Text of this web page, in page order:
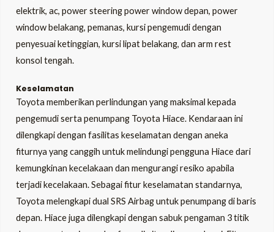
elektrik, ac, power steering power window depan, power
window belakang, pemanas, kursi pengemudi dengan
penyesuai ketinggian, kursi lipat belakang, dan arm rest
konsol tengah.
Keselamatan
Toyota memberikan perlindungan yang maksimal kepada
pengemudi serta penumpang Toyota Hiace. Kendaraan ini
dilengkapi dengan fasilitas keselamatan dengan aneka
fiturnya yang canggih untuk melindungi pengguna Hiace dari
kemungkinan kecelakaan dan mengurangi resiko apabila
terjadi kecelakaan. Sebagai fitur keselamatan standarnya,
Toyota melengkapi dual SRS Airbag untuk penumpang di baris
depan. Hiace juga dilengkapi dengan sabuk pengaman 3 titik